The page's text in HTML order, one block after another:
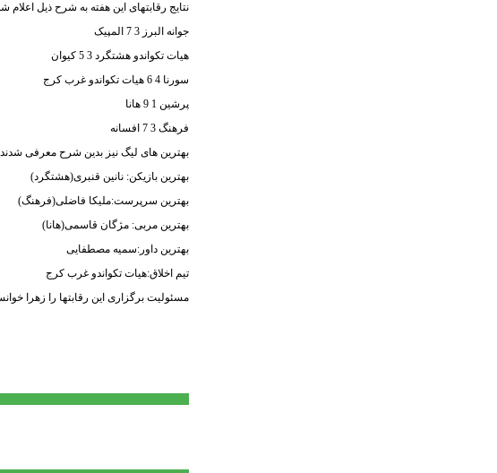
نتایج رقابتهای این هفته به شرح ذیل اعلام
جوانه البرز 3 7 المپیک
هیات تکواندو هشتگرد 3 5 کیوان
سورنا 4 6 هیات تکواندو غرب کرج
پرشین 1 9 هانا
فرهنگ 3 7 افسانه
بهترین های لیگ نیز بدین شرح معرفی شدند
بهترین بازیکن: نانین قنبری(هشتگرد)
بهترین سرپرست:ملیکا فاضلی(فرهنگ)
بهترین مربی: مژگان قاسمی(هانا)
بهترین داور:سمیه مصطفایی
تیم اخلاق:هیات تکواندو غرب کرج
مسئولیت برگزاری این رقابتها را زهرا